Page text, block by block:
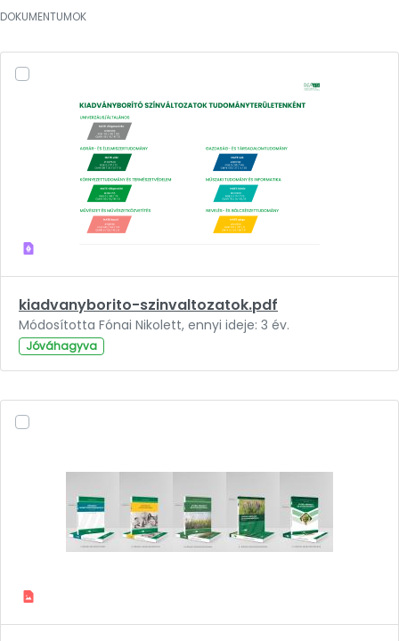
DOKUMENTUMOK
kiadvanyborito-szinvaltozatok.pdf
Módosította Fónai Nikolett, ennyi ideje: 3 év.
Jóváhagyva